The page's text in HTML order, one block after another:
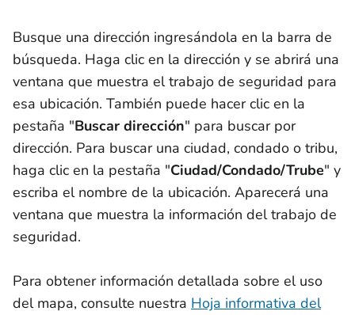
Busque una dirección ingresándola en la barra de
búsqueda. Haga clic en la dirección y se abrirá una
ventana que muestra el trabajo de seguridad para
esa ubicación. También puede hacer clic en la
pestaña "Buscar dirección" para buscar por
dirección. Para buscar una ciudad, condado o tribu,
haga clic en la pestaña "Ciudad/Condado/Trube" y
escriba el nombre de la ubicación. Aparecerá una
ventana que muestra la información del trabajo de
seguridad.
Para obtener información detallada sobre el uso
del mapa, consulte nuestra Hoja informativa del